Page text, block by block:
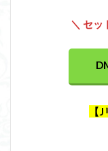
＼ セッ
【